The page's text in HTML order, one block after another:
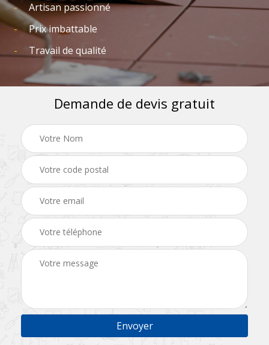
Artisan passionné
Prix imbattable
Travail de qualité
Demande de devis gratuit